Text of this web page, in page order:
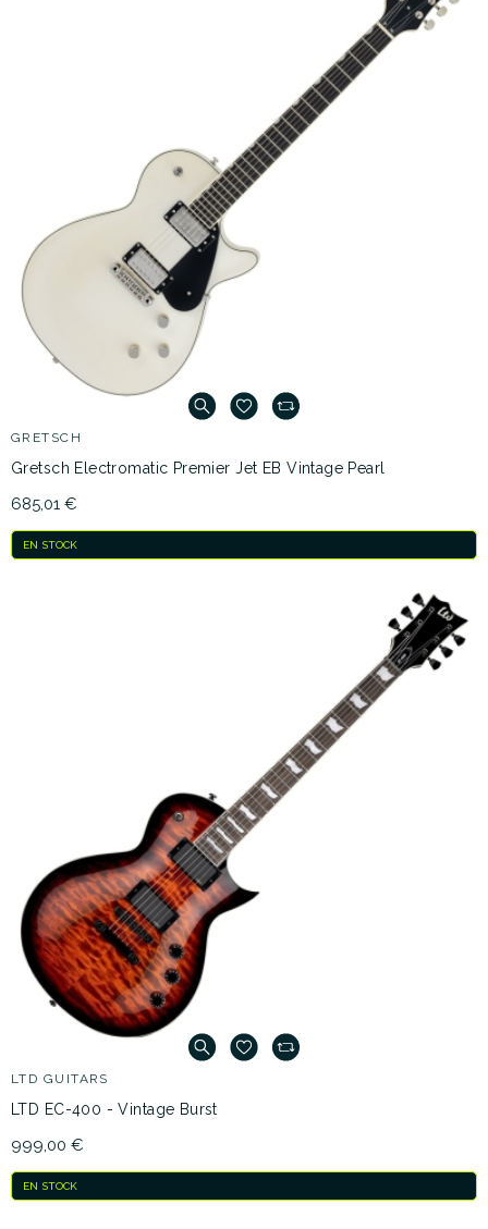
GRETSCH
Gretsch Electromatic Premier Jet EB Vintage Pearl
685,01 €
EN STOCK
LTD GUITARS
LTD EC-400 - Vintage Burst
999,00 €
EN STOCK